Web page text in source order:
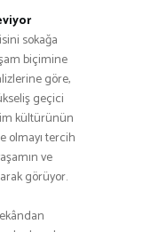
sokağa
biçimine
göre,
geçici
kültürünün
olmayı tercih
ve
görüyor.